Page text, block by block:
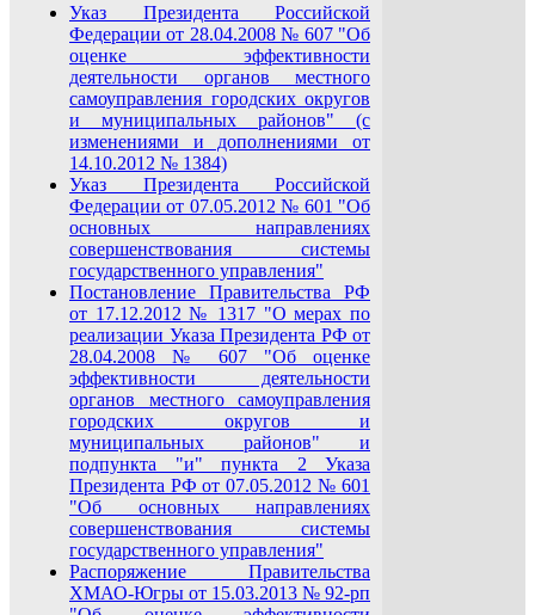
Указ Президента Российской
Федерации от 28.04.2008 № 607 "Об
оценке эффективности
деятельности органов местного
самоуправления городских округов
и муниципальных районов" (с
изменениями и дополнениями от
14.10.2012 № 1384)
Указ Президента Российской
Федерации от 07.05.2012 № 601 "Об
основных направлениях
совершенствования системы
государственного управления"
Постановление Правительства РФ
от 17.12.2012 № 1317 "О мерах по
реализации Указа Президента РФ от
28.04.2008 № 607 "Об оценке
эффективности деятельности
органов местного самоуправления
городских округов и
муниципальных районов" и
подпункта "и" пункта 2 Указа
Президента РФ от 07.05.2012 № 601
"Об основных направлениях
совершенствования системы
государственного управления"
Распоряжение Правительства
ХМАО-Югры от 15.03.2013 № 92-рп